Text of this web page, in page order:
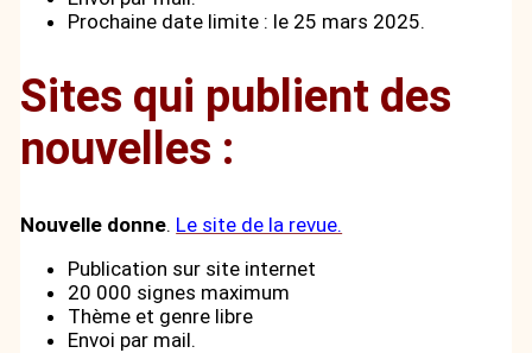
Prochaine date limite : le 25 mars 2025.
Sites qui publient des
nouvelles :
Nouvelle donne. Le site de la revue.
Publication sur site internet
20 000 signes maximum
Thème et genre libre
Envoi par mail.